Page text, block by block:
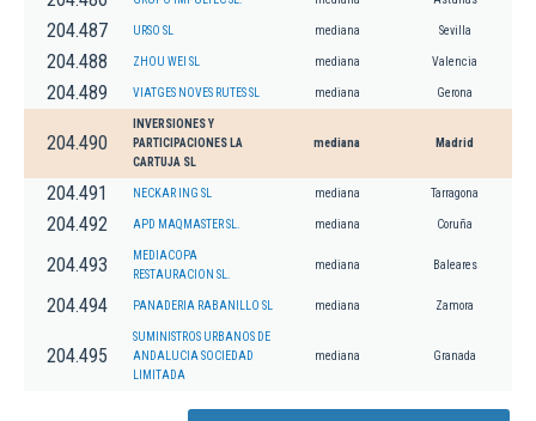
204.487 URSO SL mediana Sevilla
204.488 ZHOU WEI SL mediana Valencia
204.489 VIATGES NOVES RUTES SL mediana Gerona
204.490
INVERSIONES Y
PARTICIPACIONES LA
CARTUJA SL
mediana Madrid
204.491 NECKAR ING SL mediana Tarragona
204.492 APD MAQMASTER SL. mediana Coruña
204.493
MEDIACOPA
RESTAURACION SL.
mediana Baleares
204.494 PANADERIA RABANILLO SL mediana Zamora
204.495
SUMINISTROS URBANOS DE
ANDALUCIA SOCIEDAD
LIMITADA
mediana Granada